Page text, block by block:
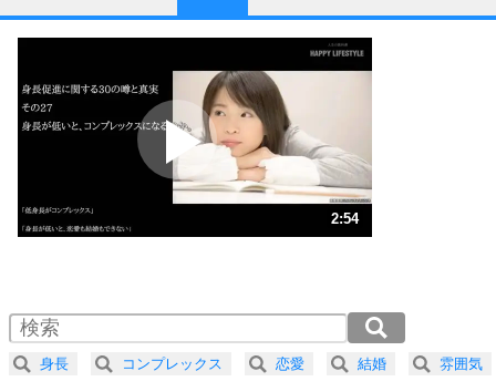
1
他人と比べない。
いっそのこと、他人を見ない。
いらいらしない人になる30の方法
プラス思考
ポジティブになれない原因は、行動しないから。
ポジティブ思考になる30の方法
ストレス対策
人生、なんとかなるもの。
気楽に生きる30の方法
4 器の大きい人は、怒りを優しさで表現する。
2:54
2.0倍速 （342KB 1分27秒）
2.5倍速 （274KB 1分9秒）
3.0倍速 （228KB 58秒）
身長 コンプレックス 恋愛 結婚 雰囲気